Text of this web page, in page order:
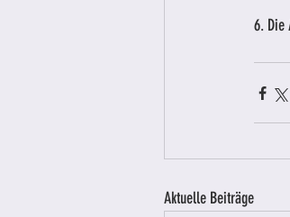
6. Die
Aktuelle Beiträge